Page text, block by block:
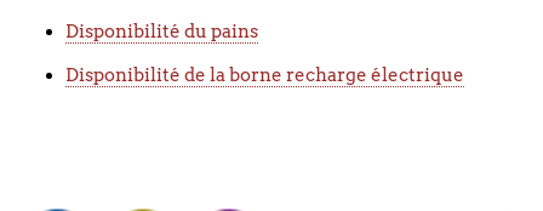
Disponibilité du pains
Disponibilité de la borne recharge électrique